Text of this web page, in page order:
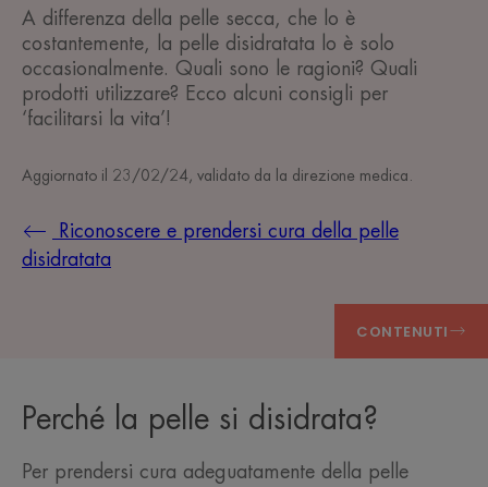
A differenza della pelle secca, che lo è
costantemente, la pelle disidratata lo è solo
occasionalmente. Quali sono le ragioni? Quali
prodotti utilizzare? Ecco alcuni consigli per
‘facilitarsi la vita’!
Aggiornato il 23/02/24, validato da la direzione medica
Riconoscere e prendersi cura della pelle
disidratata
CONTENUTI
Perché la pelle si disidrata?
Per prendersi cura adeguatamente della pelle